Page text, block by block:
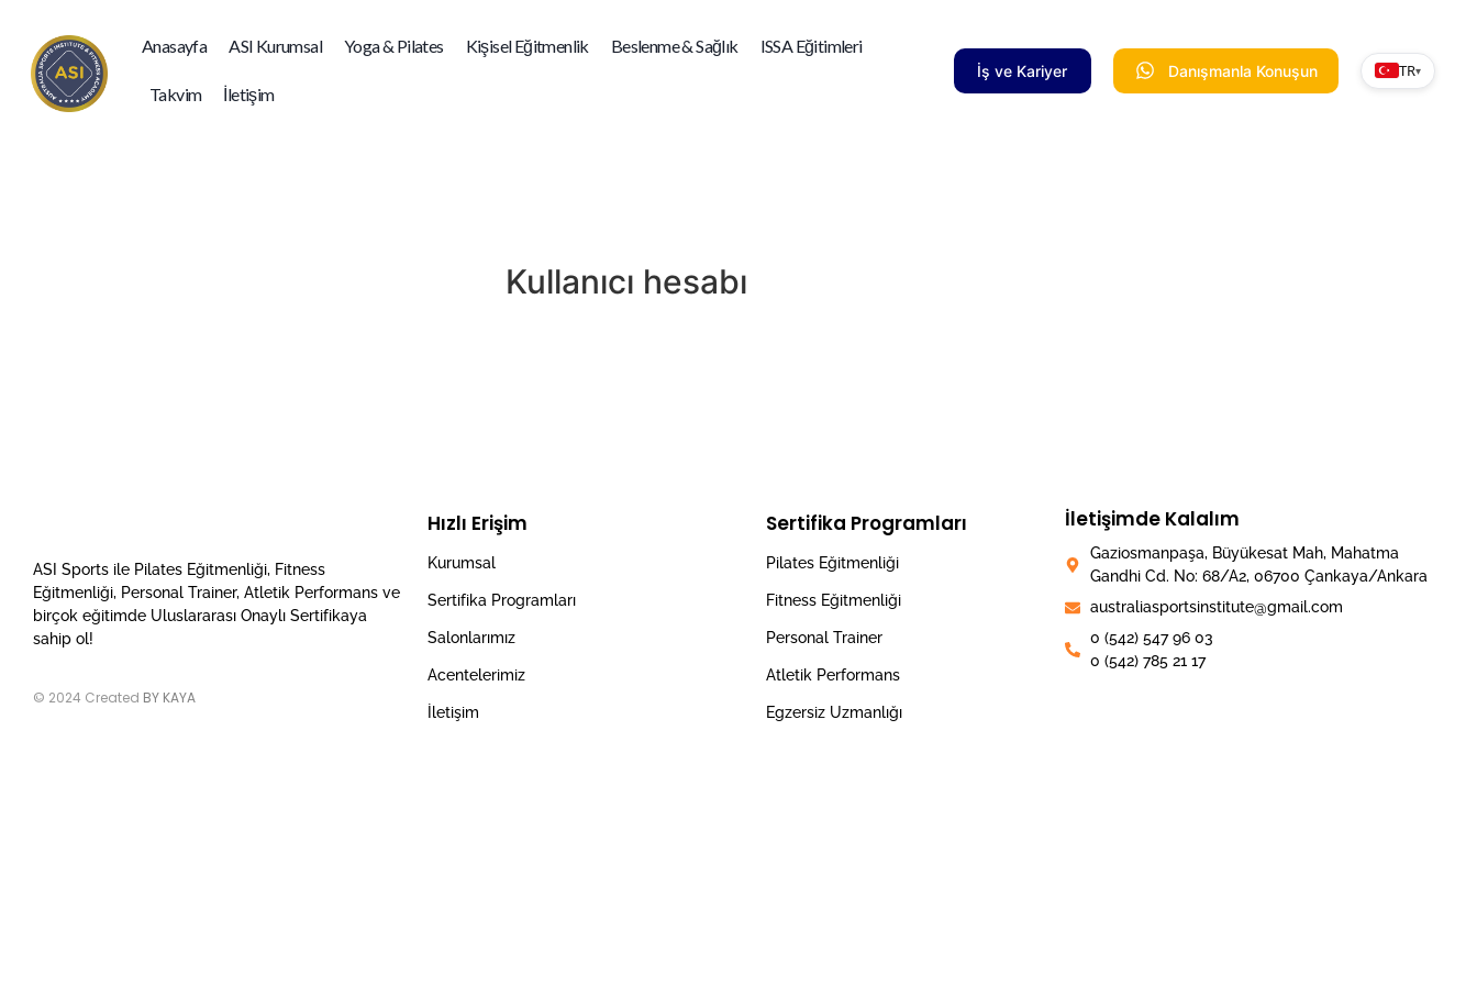
Anasayfa ASI Kurumsal Yoga & Pilates Kişisel Eğitmenlik Beslenme & Sağlık ISSA Eğitimleri
Takvim İletişim
İş ve Kariyer Danışmanla Konuşun TR▾
Kullanıcı hesabı
ASI Sports ile Pilates Eğitmenliği, Fitness
Eğitmenliği, Personal Trainer, Atletik Performans ve
birçok eğitimde Uluslararası Onaylı Sertifikaya
sahip ol!
© 2024 Created BY KAYA
Hızlı Erişim
Kurumsal
Sertifika Programları
Salonlarımız
Acentelerimiz
İletişim
Sertifika Programları
Pilates Eğitmenliği
Fitness Eğitmenliği
Personal Trainer
Atletik Performans
Egzersiz Uzmanlığı
İletişimde Kalalım
Gaziosmanpaşa, Büyükesat Mah, Mahatma
Gandhi Cd. No: 68/A2, 06700 Çankaya/Ankara
australiasportsinstitute@gmail.com
0 (542) 547 96 03
0 (542) 785 21 17